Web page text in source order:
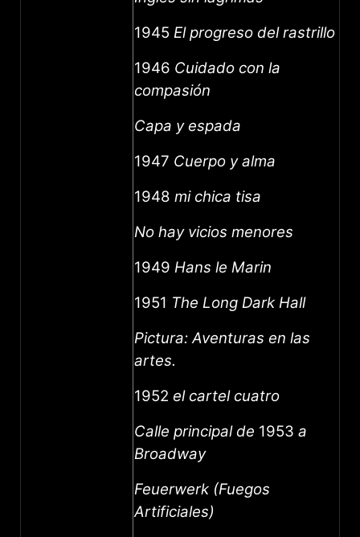
1945 El progreso del rastrillo
1946 Cuidado con la
compasión
Capa y espada
1947 Cuerpo y alma
1948 mi chica tisa
No hay vicios menores
1949 Hans le Marin
1951 The Long Dark Hall
Pictura: Aventuras en las
artes.
1952 el cartel cuatro
Calle principal de 1953 a
Broadway
Feuerwerk (Fuegos
Artificiales)